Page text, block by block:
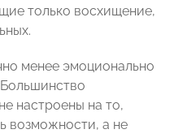
только восхищение,
менее эмоционально
настроены на то,
возможности, а не